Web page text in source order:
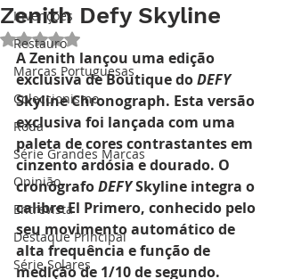
Invenções
Restauro
Marcas Portuguesas
Coleccionismo
Roda
Série Grandes Marcas
Opinião
Entrevista
Destaque Principal
Série Solares
Zenith Defy Skyline
Avaliado com NaN de 5 estrelas.
A Zenith lançou uma edição
exclusiva de Boutique do DEFY
Skyline Chronograph. Esta versão
exclusiva foi lançada com uma
paleta de cores contrastantes em
cinzento ardósia e dourado. O
cronógrafo DEFY Skyline integra o
calibre El Primero, conhecido pelo
seu movimento automático de
alta frequência e função de
medição de 1/10 de segundo.